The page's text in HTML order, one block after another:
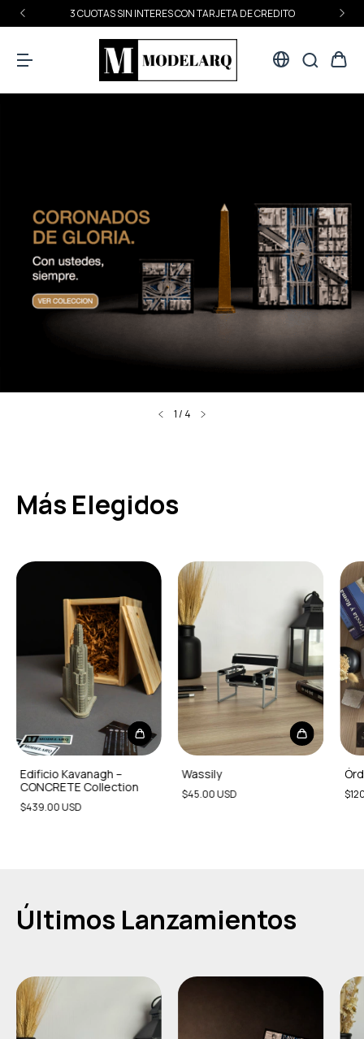
3 CUOTAS SIN INTERES CON TARJETA DE CREDITO
1/ 4
Más Elegidos
Edificio Kavanagh –
CONCRETE Collection
$439.00 USD
Wassily
$45.00 USD
Últimos Lanzamientos